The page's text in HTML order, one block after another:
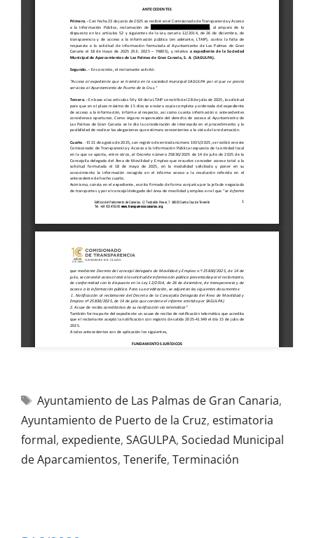
Ayuntamiento de Las Palmas de Gran Canaria,
Ayuntamiento de Puerto de la Cruz, estimatoria
formal, expediente, SAGULPA, Sociedad Municipal
de Aparcamientos, Tenerife, Terminación